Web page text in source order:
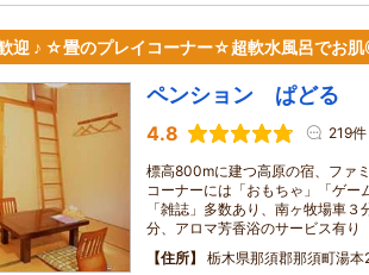
迎 ♪ ☆畳のプレイコーナー☆超軟水風呂でお
ペンション ぱどる
4.8 219件
標高800mに建つ高原の宿、ファ
コーナーには「おもちゃ」「ゲー
「雑誌」多数あり、南ヶ牧場車
分、アロマ芳香浴のサービス有り
住所
栃木県那須郡那須町湯